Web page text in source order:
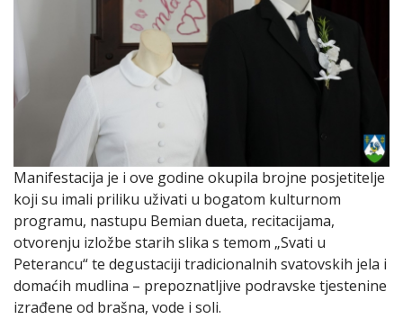
Manifestacija je i ove godine okupila brojne posjetitelje
koji su imali priliku uživati u bogatom kulturnom
programu, nastupu Bemian dueta, recitacijama,
otvorenju izložbe starih slika s temom „Svati u
Peterancu“ te degustaciji tradicionalnih svatovskih jela i
domaćih mudlina – prepoznatljive podravske tjestenine
izrađene od brašna, vode i soli.